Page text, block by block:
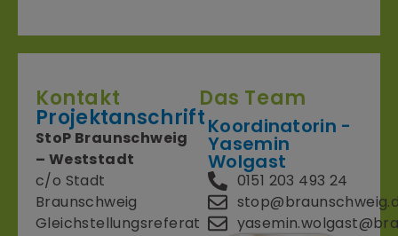
Kontakt
Projektanschrift
StoP Braunschweig
– Weststadt
c/o Stadt
Braunschweig
Gleichstellungsreferat
Das Team
Koordinatorin -
Yasemin
Wolgast
0151 203 493 24